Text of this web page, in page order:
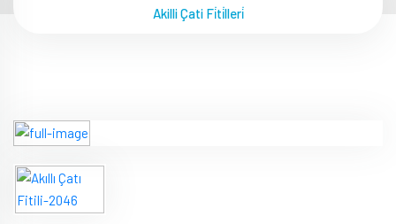
sandalye
kiralama
pvc
zemin
kaplama
Akilli Çati Fi̇ti̇lleri̇